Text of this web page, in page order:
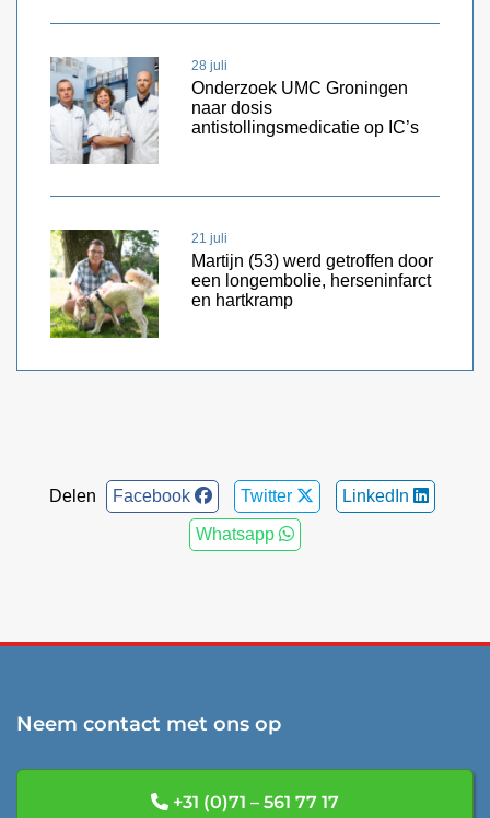
28 juli
Onderzoek UMC Groningen
naar dosis
antistollingsmedicatie op IC’s
21 juli
Martijn (53) werd getroffen door
een longembolie, herseninfarct
en hartkramp
Delen Facebook Twitter LinkedIn
Whatsapp
Neem contact met ons op
+31 (0)71 – 561 77 17